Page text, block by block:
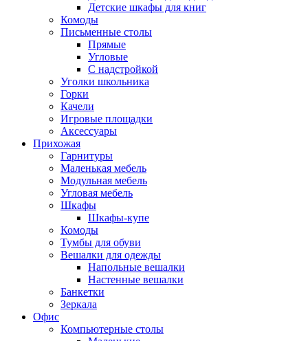
Детские шкафы для книг
Комоды
Письменные столы
Прямые
Угловые
С надстройкой
Уголки школьника
Горки
Качели
Игровые площадки
Аксессуары
Прихожая
Гарнитуры
Маленькая мебель
Модульная мебель
Угловая мебель
Шкафы
Шкафы-купе
Комоды
Тумбы для обуви
Вешалки для одежды
Напольные вешалки
Настенные вешалки
Банкетки
Зеркала
Офис
Компьютерные столы